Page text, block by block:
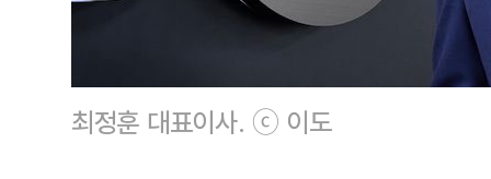
최정훈 대표이사. ⓒ 이도